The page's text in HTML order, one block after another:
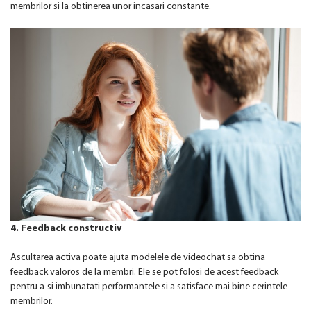
membrilor si la obtinerea unor incasari constante.
4. Feedback constructiv
Ascultarea activa poate ajuta modelele de videochat sa obtina
feedback valoros de la membri. Ele se pot folosi de acest feedback
pentru a-si imbunatati performantele si a satisface mai bine cerintele
membrilor.